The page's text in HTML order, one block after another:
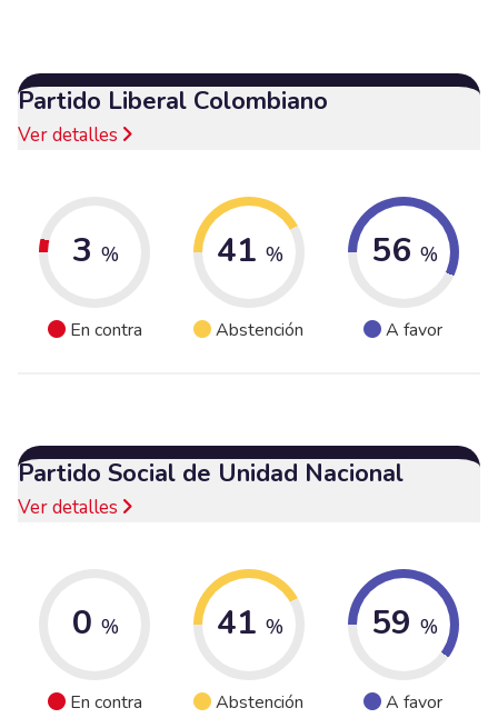
Partido Liberal Colombiano
Ver detalles
3 %
En contra
41 %
Abstención
56 %
A favor
Partido Social de Unidad Nacional
Ver detalles
0 %
En contra
41 %
Abstención
59 %
A favor